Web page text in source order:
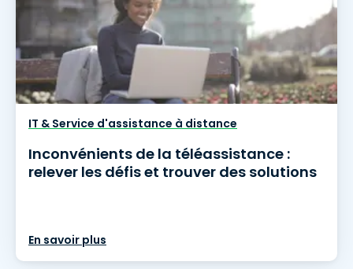
IT & Service d'assistance à distance
Inconvénients de la téléassistance :
relever les défis et trouver des solutions
En savoir plus